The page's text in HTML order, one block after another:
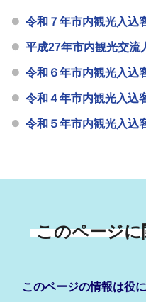
令和７年市内観光入込
平成27年市内観光交流
令和６年市内観光入込
令和４年市内観光入込
令和５年市内観光入込
このページ
このページの情報は役